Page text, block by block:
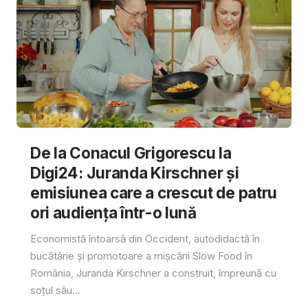
De la Conacul Grigorescu la
Digi24: Juranda Kirschner și
emisiunea care a crescut de patru
ori audiența într-o lună
Economistă întoarsă din Occident, autodidactă în
bucătărie și promotoare a mișcării Slow Food în
România, Juranda Kirschner a construit, împreună cu
soțul său...